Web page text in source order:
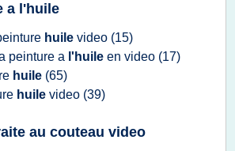
a l'huile
huile video (15)
peinture a l'huile en video (17)
huile (65)
huile video (39)
au couteau video